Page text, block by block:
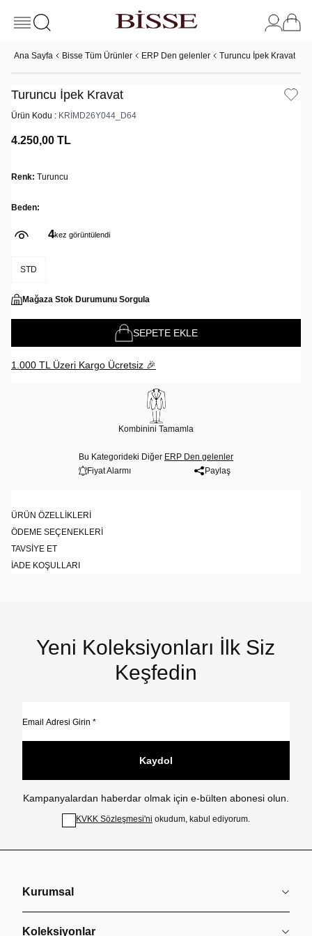
Ana Sayfa Bisse Tüm Ürünler ERP Den gelenler Turuncu İpek Kravat
Turuncu İpek Kravat
Ürün Kodu : KRİMD26Y044_D64
4.250,00 TL
Renk: Turuncu
Beden:
4kez görüntülendi
STD
Mağaza Stok Durumunu Sorgula
SEPETE EKLE
1.000 TL Üzeri Kargo Ücretsiz 🎉
Kombinini Tamamla
Bu Kategorideki Diğer ERP Den gelenler
Fiyat Alarmı
Paylaş
ÜRÜN ÖZELLIKLERI
ÖDEME SEÇENEKLERI
TAVSIYE ET
İADE KOŞULLARI
Yeni Koleksiyonları İlk Siz
Keşfedin
Kaydol
Kampanyalardan haberdar olmak için e-bülten abonesi olun.
KVKK Sözleşmesi'ni okudum, kabul ediyorum.
Kurumsal
Koleksiyonlar